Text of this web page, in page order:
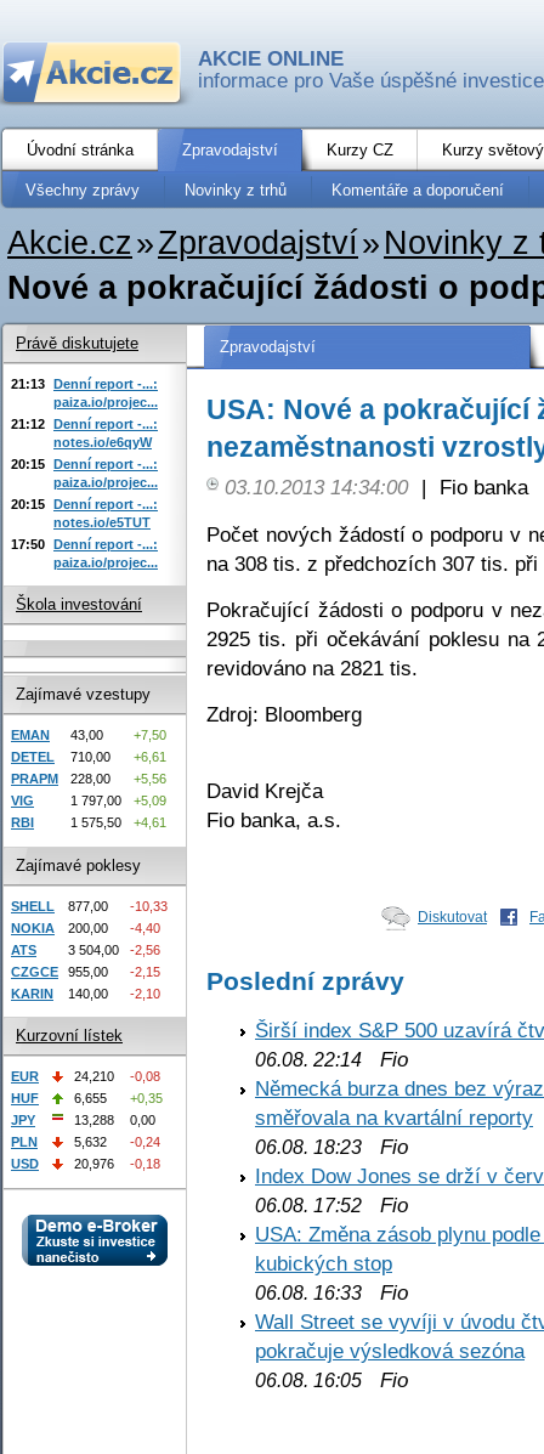
AKCIE ONLINE
informace pro Vaše úspěšné investice
Úvodní stránka Zpravodajství Kurzy CZ Kurzy
Všechny zprávy Novinky z trhů Komentáře a doporučení
Akcie.cz»Zpravodajství» Novinky z
Nové a pokračující žádosti o
Zpravodajství
USA: Nové a pokračující
nezaměstnanosti
03.10.2013 14:34:00 |
Fio banka
Počet nových žádostí o podporu v
na 308 tis. z předchozích 307 tis. při
Pokračující žádosti o podporu v
2925 tis. při očekávání poklesu na
revidováno na 2821 tis.
Zdroj: Bloomberg
David Krejča
Fio banka, a.s.
Diskutovat
Poslední zprávy
Širší index S&P 500 uzavírá
06.08. 22:14 Fio
Německá burza dnes bez
směřovala na kvartální reporty
06.08. 18:23 Fio
Index Dow Jones se drží v
06.08. 17:52 Fio
USA: Změna zásob plynu
kubických stop
06.08. 16:33 Fio
Wall Street se vyvíji v úvodu
pokračuje výsledková sezóna
06.08. 16:05 Fio
Právě diskutujete
21:13 Denní report -...:
paiza.io/projec...
21:12 Denní report -...:
notes.io/e6qyW
20:15 Denní report -...:
paiza.io/projec...
20:15 Denní report -...:
notes.io/e5TUT
17:50 Denní report -...:
paiza.io/projec...
Škola investování
Zajímavé vzestupy
EMAN 43,00
+7,50
DETEL
710,00
+6,61
PRAPM
228,00
+5,56
VIG
1 797,00
+5,09
RBI
1 575,50 +4,61
Zajímavé poklesy
SHELL 877,00
-10,33
NOKIA
200,00
-4,40
ATS
3 504,00
-2,56
CZGCE
955,00
-2,15
KARIN
140,00 -2,10
Kurzovní lístek
EUR 24,210
-0,08
HUF
6,655
+0,35
JPY
13,288
0,00
PLN
5,632
-0,24
USD
20,976 -0,18